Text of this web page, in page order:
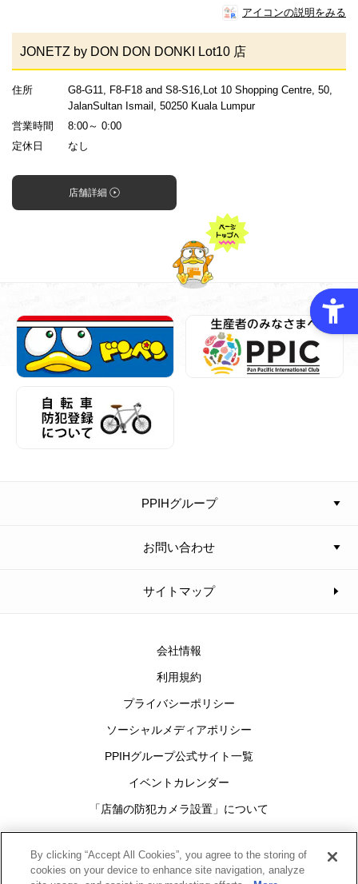
アイコンの説明をみる
JONETZ by DON DON DONKI Lot10 店
住所
G8-G11, F8-F18 and S8-S16,Lot 10 Shopping Centre, 50,
JalanSultan Ismail, 50250 Kuala Lumpur
営業時間
8:00～ 0:00
定休日
なし
店舗詳細
PPIHグループ
お問い合わせ
サイトマップ
会社情報
利用規約
プライバシーポリシー
ソーシャルメディアポリシー
PPIHグループ公式サイト一覧
イベントカレンダー
「店舗の防犯カメラ設置」について
Cookies Settings
By clicking “Accept All Cookies”, you agree to the storing of
cookies on your device to enhance site navigation, analyze